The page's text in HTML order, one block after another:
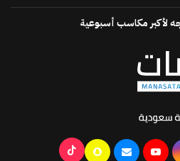
لأكبر مكاسب أسبوعية